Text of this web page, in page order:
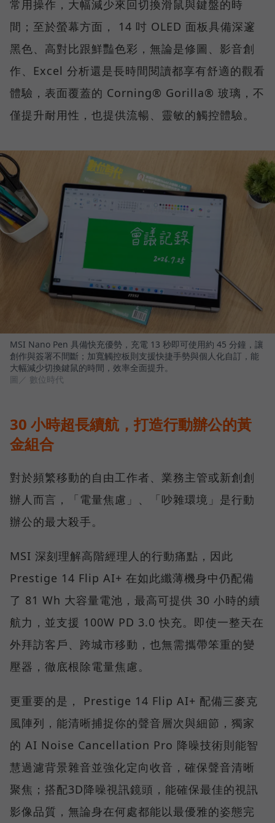
常用操作，大幅減少來回切換滑鼠與鍵盤的時
間；至於螢幕方面， 14 吋 OLED 面板具備深邃
黑色、高對比跟鮮豔色彩，無論是修圖、影音創
作、Excel 分析還是長時間閱讀都享有舒適的觀看
體驗，表面覆蓋的 Corning® Gorilla® 玻璃，不
僅提升耐用性，也提供流暢、靈敏的觸控體驗。
MSI Nano Pen 具備快充優勢，充電 13 秒即可使用約 45 分鐘，讓
創作與簽署不間斷；加寬觸控板則支援快捷手勢與個人化自訂，能
大幅減少切換鍵鼠的時間，效率全面提升。
圖／ 數位時代
30 小時超長續航，打造行動辦公的黃
金組合
對於頻繁移動的自由工作者、業務主管或新創創
辦人而言，「電量焦慮」、「吵雜環境」是行動
辦公的最大殺手。
MSI 深刻理解高階經理人的行動痛點，因此
Prestige 14 Flip AI+ 在如此纖薄機身中仍配備
了 81 Wh 大容量電池，最高可提供 30 小時的續
航力，並支援 100W PD 3.0 快充。即使一整天在
外拜訪客戶、跨城市移動，也無需攜帶笨重的變
壓器，徹底根除電量焦慮。
更重要的是， Prestige 14 Flip AI+ 配備三麥克
風陣列，能清晰捕捉你的聲音層次與細節，獨家
的 AI Noise Cancellation Pro 降噪技術則能智
慧過濾背景雜音並強化定向收音，確保聲音清晰
聚焦；搭配3D降噪視訊鏡頭，能確保最佳的視訊
影像品質，無論身在何處都能以最優雅的姿態完